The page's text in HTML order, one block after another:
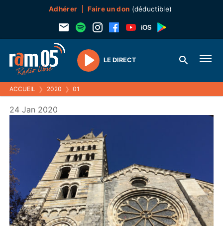
Adhérer Faire un don (déductible)
Play
LE DIRECT
ACCUEIL ❯ 2020 ❯ 01
24 Jan 2020